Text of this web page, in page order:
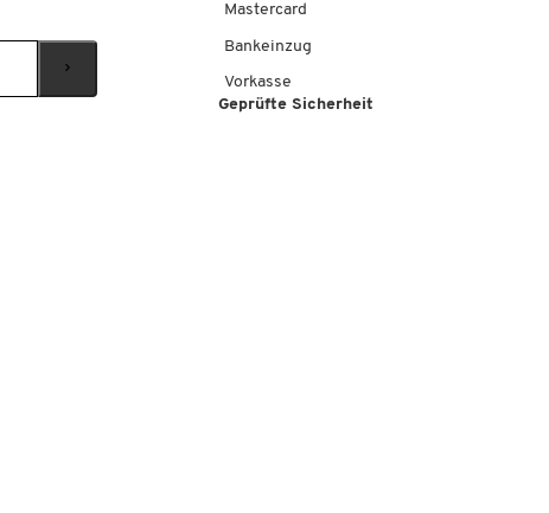
Mastercard
Bankeinzug
Vorkasse
Geprüfte Sicherheit